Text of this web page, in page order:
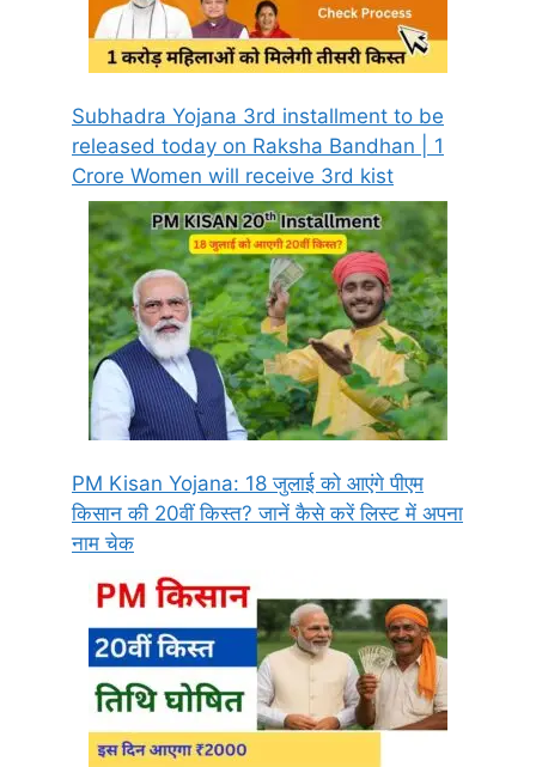
Subhadra Yojana 3rd installment to be
released today on Raksha Bandhan | 1
Crore Women will receive 3rd kist
PM Kisan Yojana: 18 जुलाई को आएंगे पीएम
किसान की 20वीं किस्त? जानें कैसे करें लिस्ट में अपना
नाम चेक